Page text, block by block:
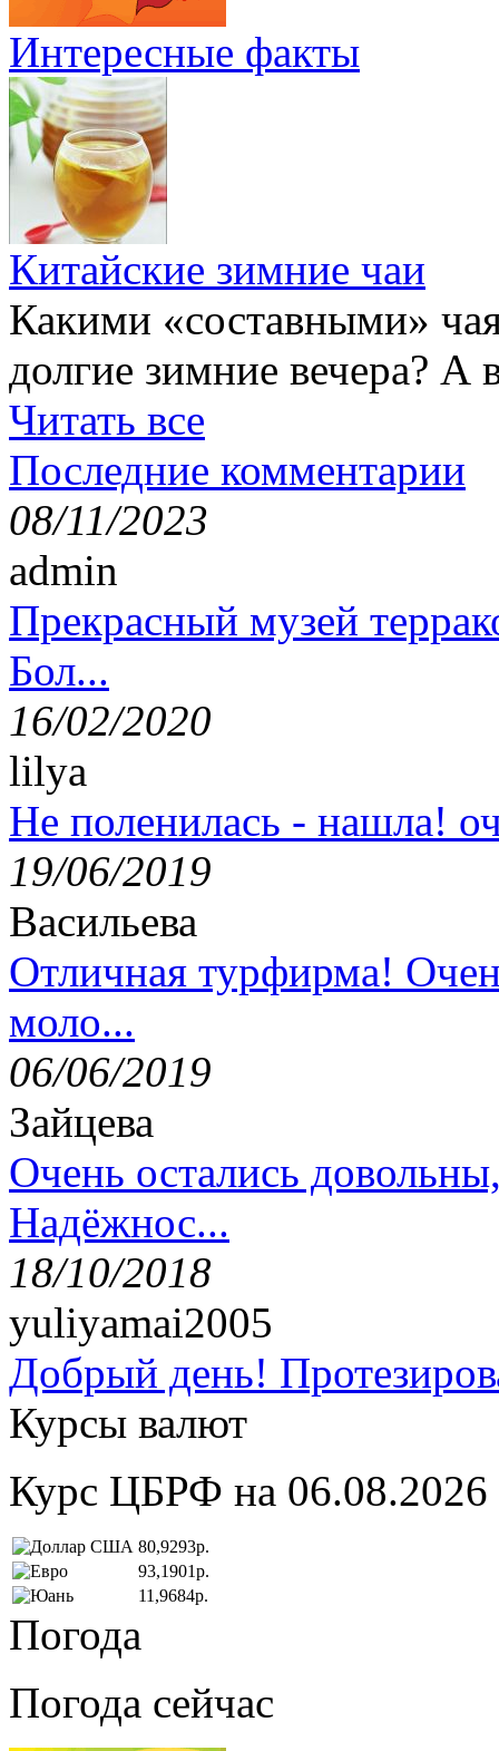
Интересные факты
Китайские зимние чаи
Какими «составными»
долгие зимние вечера? А
Читать все
Последние комментарии
08/11/2023
admin
Прекрасный музей
Бол...
16/02/2020
lilya
Не поленилась - нашла!
19/06/2019
Васильева
Отличная турфирма!
моло...
06/06/2019
Зайцева
Очень остались
Надёжнос...
18/10/2018
yuliyamai2005
Добрый день!
Курсы валют
Курс ЦБРФ на 06.08.2026
80,9293р.
93,1901р.
11,9684р.
Погода
Погода сейчас